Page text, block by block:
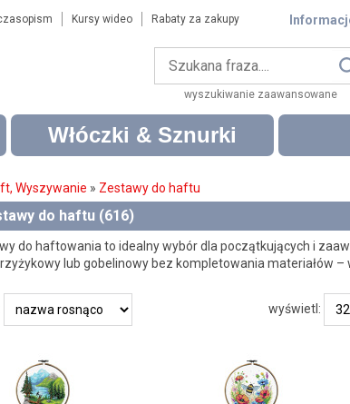
Kursy wideo Rabaty za zakupy
wyszukiwanie zaawansowane
Włóczki & Sznurki
Wyszywanie » Zestawy do haftu
do haftu (616)
do haftowania to idealny wybór dla początkujących i
lub gobelinowy bez kompletowania materiałów –
wyświetl: